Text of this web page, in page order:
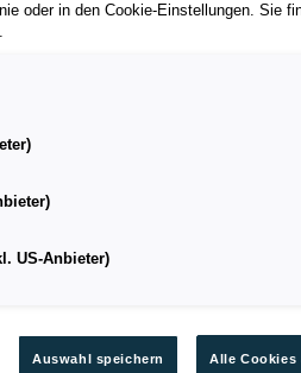
Bestandsnummer
oder in den Cookie-Einstellungen. Sie
US-Anbieter)
Auswahl speichern Alle Cookies